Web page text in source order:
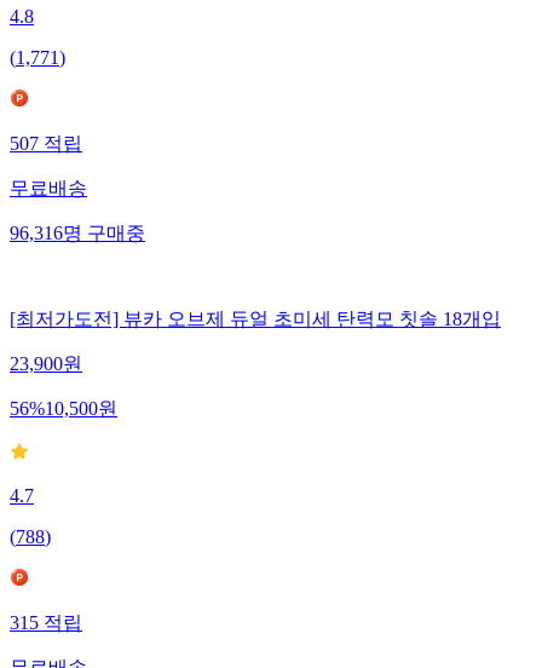
4.8
(1,771)
507 적립
무료배송
96,316명 구매중
[최저가도전] 뷰카 오브제 듀얼 초미세 탄력모 칫솔 18개입
23,900원
56%10,500원
4.7
(788)
315 적립